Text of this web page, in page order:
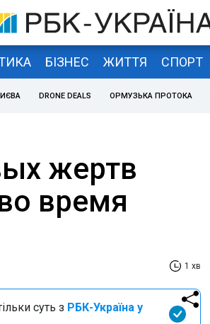
БІЗНЕС ЖИТТЯ СПОРТ
DRONE DEALS ОРМУЗЬКА ПРОТОКА
жертв
время
1 хв
суть з РБК-Україна у